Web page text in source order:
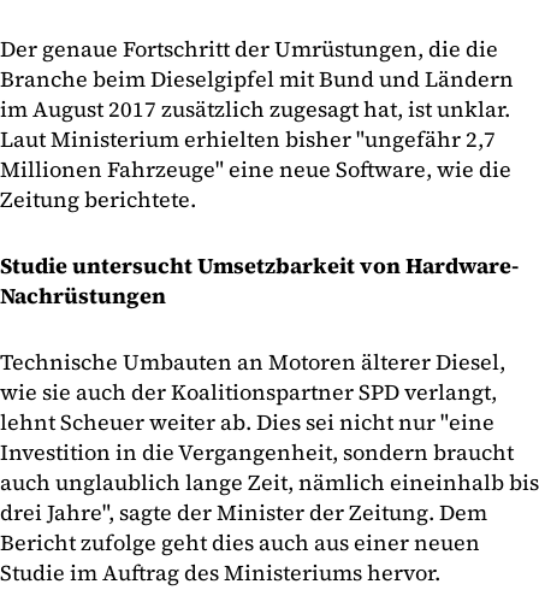
Der genaue Fortschritt der Umrüstungen, die die
Branche beim Dieselgipfel mit Bund und Ländern
im August 2017 zusätzlich zugesagt hat, ist unklar.
Laut Ministerium erhielten bisher "ungefähr 2,7
Millionen Fahrzeuge" eine neue Software, wie die
Zeitung berichtete.
Studie untersucht Umsetzbarkeit von Hardware-
Nachrüstungen
Technische Umbauten an Motoren älterer Diesel,
wie sie auch der Koalitionspartner SPD verlangt,
lehnt Scheuer weiter ab. Dies sei nicht nur "eine
Investition in die Vergangenheit, sondern braucht
auch unglaublich lange Zeit, nämlich eineinhalb bis
drei Jahre", sagte der Minister der Zeitung. Dem
Bericht zufolge geht dies auch aus einer neuen
Studie im Auftrag des Ministeriums hervor.